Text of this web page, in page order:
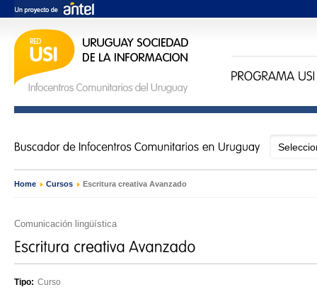
Home › Cursos › Escritura creativa Avanzado
Comunicación lingüística
Tipo: Curso